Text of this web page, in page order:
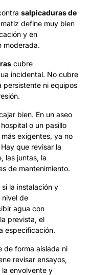
salpicaduras de
matiz define muy bien
y en
moderada.
cubre
incidental. No cubre
persistente ni equipos
bien. En un aseo
o un pasillo
exigentes, ya no
que revisar la
las juntas, la
de mantenimiento.
la instalación y
nivel de
agua con
prevista, el
especificación.
de forma aislada ni
revisar ensayos,
la envolvente y